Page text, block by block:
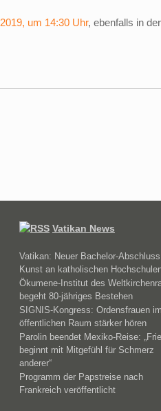
um 14:30 Uhr, ebenfalls in
Vatikan News
Vatikan: Neuer Bachelor-
Kunst an katholischen
Ökumene-Institut des
begeht 80-jähriges Bestehen
SIGNIS-Kongress: Ordensfrauen im
öffentlichen Raum stärker hören
Parolin beendet Mexiko-Reise:
beginnt mit Mitgefühl für Schmerz
anderer“
Programm der Papstreise nach
Frankreich veröffentlicht